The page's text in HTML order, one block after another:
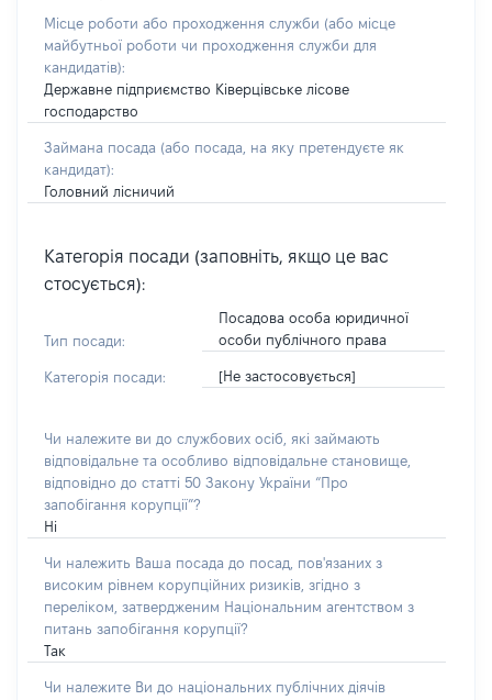
Місце роботи або проходження служби (або місце
майбутньої роботи чи проходження служби для
кандидатів):
Державне підприємство Ківерцівське лісове
господарство
Займана посада (або посада, на яку претендуєте як
кандидат):
Головний лісничий
Категорія посади (заповніть, якщо це вас
стосується):
Тип посади:
Посадова особа юридичної
особи публічного права
Категорія посади: [Не застосовується]
Чи належите ви до службових осіб, які займають
відповідальне та особливо відповідальне становище,
відповідно до статті 50 Закону України “Про
запобігання корупції”?
Ні
Чи належить Ваша посада до посад, пов'язаних з
високим рівнем корупційних ризиків, згідно з
переліком, затвердженим Національним агентством з
питань запобігання корупції?
Так
Чи належите Ви до національних публічних діячів